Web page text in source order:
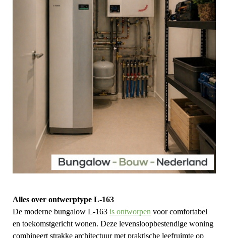
Alles over ontwerptype L-163
De moderne bungalow L-163 is ontworpen voor comfortabel
en toekomstgericht wonen. Deze levensloopbestendige woning
combineert strakke architectuur met praktische leefruimte op